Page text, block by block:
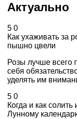
Актуально
5 0
Как ухаживать за
пышно цвели
Розы лучше всего
себя
уделять им
5 0
Когда и как
Лунному